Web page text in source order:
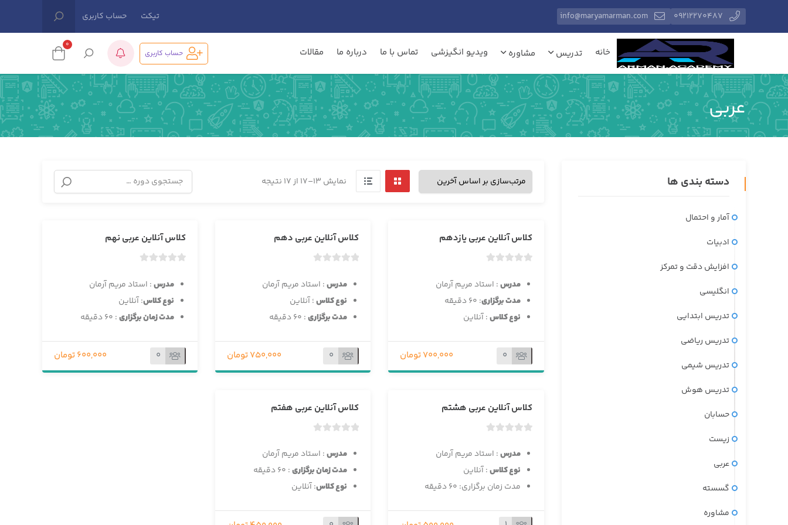
۰۹۲۱۲۲۷۰۴۸۷ info@maryamarman.com تیکت حساب کاربری
خانه تدریس مشاوره ویدیو انگیزشی تماس با ما درباره ما مقالات حساب کاربری
0
عربی
نمایش 13–17 از 17 نتیجه
کلاس آنلاین عربی یازدهم
د
ن
ا
ر
مدرس: استاد مریم آرمان
مدت برگزاری: 60 دقیقه
نوع کلاس: آنلاین
0 700,000 تومان
کلاس آنلاین عربی دهم
د
و
ا
ا
ر
مدرس: استاد مریم آرمان
نوع کلاس؛ آنلاین
مدت برگزاری: ۶۰ دقیقه
0 750,000 تومان
کلاس آنلاین عربی نهم
د
و
ا
ا
مدرس: استاد مریم آرمان
نوع کلاس: آنلاین
مدت زمان برگزاری: ۶۰ دقیقه
0 600,000 تومان
کلاس آنلاین عربی هشتم
د
و
ا
مدرس: استاد مریم آرمان
نوع کلاس: آنلاین
مدت زمان برگزاری: ۶۰ دقیقه
کلاس آنلاین عربی هفتم
د
و
ن
ا
مدرس: استاد مریم آرمان
مدت زمان برگزاری: ۶۰ دقیقه
نوع کلاس: آنلاین
دسته بندی ها
آمار و احتمال
ادبیات
افزایش دقت و تمرکز
انگلیسی
تدریس ابتدایی
تدریس ریاضی
تدریس شیمی
تدریس هوش
حسابان
زیست
عربی
گسسته
مشاوره